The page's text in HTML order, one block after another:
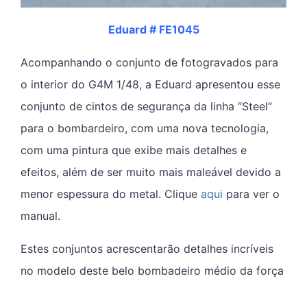
Eduard # FE1045
Acompanhando o conjunto de fotogravados para
o interior do G4M 1/48, a Eduard apresentou esse
conjunto de cintos de segurança da linha “Steel”
para o bombardeiro, com uma nova tecnologia,
com uma pintura que exibe mais detalhes e
efeitos, além de ser muito mais maleável devido a
menor espessura do metal. Clique aqui para ver o
manual.
Estes conjuntos acrescentarão detalhes incríveis
no modelo deste belo bombadeiro médio da força